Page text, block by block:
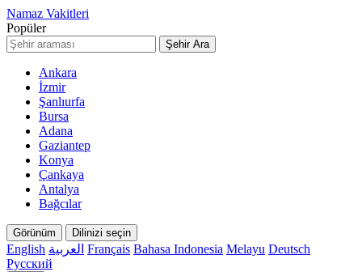
Namaz Vakitleri
Popüler
Şehir Ara
Ankara
İzmir
Şanlıurfa
Bursa
Adana
Gaziantep
Konya
Çankaya
Antalya
Bağcılar
Görünüm Dilinizi seçin
English العربية Français Bahasa Indonesia Melayu Deutsch
Русский